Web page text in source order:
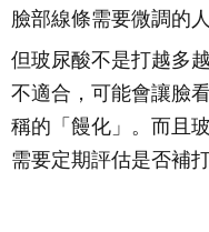
臉部線條需要微調的人
但玻尿酸不是打越多
不適合，可能會讓臉
稱的「饅化」。而且
需要定期評估是否補打